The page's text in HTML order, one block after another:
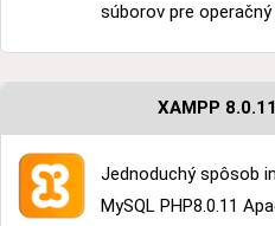
súborov pre
XAMPP
Jednoduchý spôsob
MySQL PHP8.0.11